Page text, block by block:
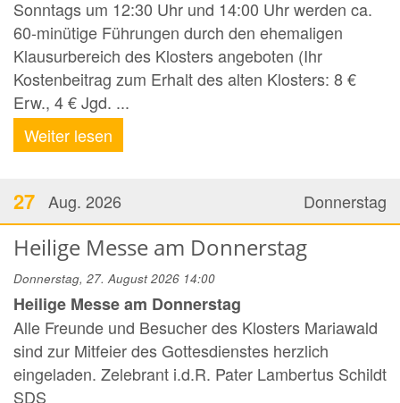
Sonntags um 12:30 Uhr und 14:00 Uhr werden ca.
60-minütige Führungen durch den ehemaligen
Klausurbereich des Klosters angeboten (Ihr
Kostenbeitrag zum Erhalt des alten Klosters: 8 €
Erw., 4 € Jgd. ...
Weiter lesen
Donnerstag
27 Aug. 2026
Heilige Messe am Donnerstag
Donnerstag, 27. August 2026 14:00
Heilige Messe am Donnerstag
Alle Freunde und Besucher des Klosters Mariawald
sind zur Mitfeier des Gottesdienstes herzlich
eingeladen. Zelebrant i.d.R. Pater Lambertus Schildt
SDS